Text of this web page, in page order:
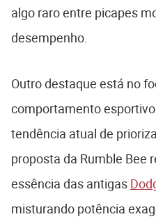
algo raro entre picapes
desempenho.
Outro destaque está no
comportamento
tendência atual de
proposta da Rumble Bee
essência das antigas
misturando potência